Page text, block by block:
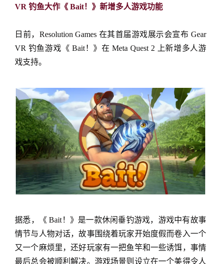
VR 钓鱼大作《 Bait！》新增多人游戏功能
日前，Resolution Games 在其首届游戏展示会宣布 Gear
VR 钓鱼游戏《 Bait！》在 Meta Quest 2 上新增多人游
戏支持。
据悉，《 Bait！》是一款休闲垂钓游戏，游戏中有故事
情节与人物对话，故事围绕着玩家开始度假而卷入一个
又一个麻烦里，还好玩家有一把鱼竿和一些诱饵，事情
最后总会被顺利解决。游戏场景则设立在一个美得令人